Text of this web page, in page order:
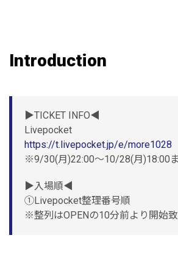
Introduction
▶︎TICKET INFO◀︎
Livepocket
https://t.livepocket.jp/e/more1028
※9/30(月)22:00〜10/28(月)18:00
▶︎入場順◀︎
①Livepocket整理番号順
※整列はOPENの10分前より開始致